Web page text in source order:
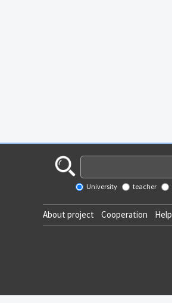
University teacher
About project Cooperation Help